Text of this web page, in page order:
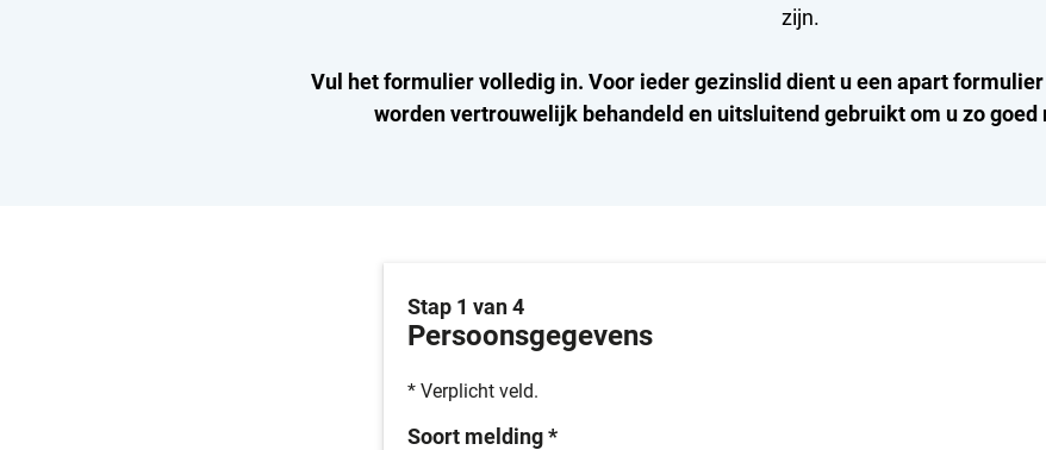
zijn.
Vul het formulier volledig in. Voor ieder gezinslid dient u een apart
worden vertrouwelijk behandeld en uitsluitend gebruikt om u zo
Stap 1 van 4
Persoonsgegevens
* Verplicht veld.
Soort melding*